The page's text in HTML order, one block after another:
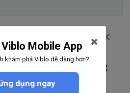
rằng giá trị của thuộc
tập hợp giá trị được
trên, size của áo phông
trung bình hoặc lớn.
Mobile App
khám phá Viblo dễ dàng hơn?
dụng ngay